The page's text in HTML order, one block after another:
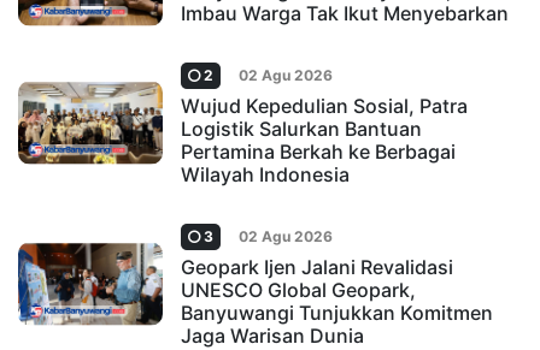
Imbau Warga Tak Ikut Menyebarkan
2 02 Agu 2026
Wujud Kepedulian Sosial, Patra
Logistik Salurkan Bantuan
Pertamina Berkah ke Berbagai
Wilayah Indonesia
3 02 Agu 2026
Geopark Ijen Jalani Revalidasi
UNESCO Global Geopark,
Banyuwangi Tunjukkan Komitmen
Jaga Warisan Dunia